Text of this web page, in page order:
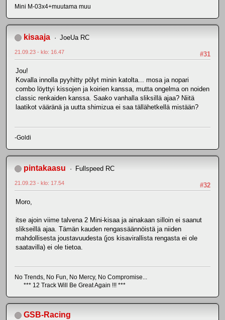
Mini M-03x4+muutama muu
kisaaja JoeUa RC
#31
21.09.23 - klo: 16.47
Jou!
Kovalla innolla pyyhitty pölyt minin katolta... mosa ja nopari
combo löyttyi kissojen ja koirien kanssa, mutta ongelma on noiden
classic renkaiden kanssa. Saako vanhalla sliksillä ajaa? Niitä
laatikot vääränä ja uutta shimizua ei saa tällähetkellä mistään?
-Goldi
pintakaasu Fullspeed RC
#32
21.09.23 - klo: 17.54
Moro,
itse ajoin viime talvena 2 Mini-kisaa ja ainakaan silloin ei saanut
slikseillä ajaa. Tämän kauden rengassäännöistä ja niiden
mahdollisesta joustavuudesta (jos kisavirallista rengasta ei ole
saatavilla) ei ole tietoa.
No Trends, No Fun, No Mercy, No Compromise...
*** 12 Track Will Be Great Again !!! ***
GSB-Racing